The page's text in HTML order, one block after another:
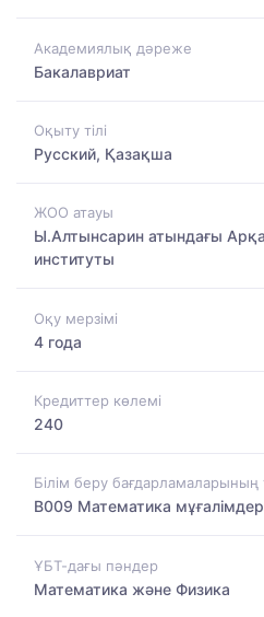
Академиялық дәреже
Бакалавриат
Оқыту тілі
Русский, Қазақша
ЖОО атауы
Ы.Алтынсарин атындағы
институты
Оқу мерзімі
4 года
Кредиттер көлемі
240
Білім беру бағдарламаларының
B009 Математика
ҰБТ-дағы пәндер
Математика және Физика